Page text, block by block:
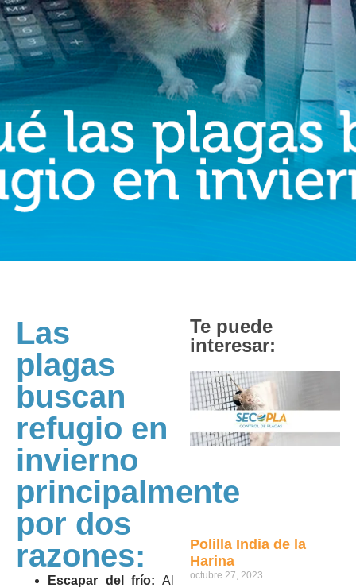
Las
plagas
buscan
refugio en
invierno
principalmente
por dos
razones:
Escapar del frío: Al
Te puede
interesar:
Polilla India de la
Harina
octubre 27, 2023